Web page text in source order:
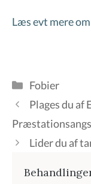
Læs evt mere
Kategorier
Fobier
Plages du af
Lider du af